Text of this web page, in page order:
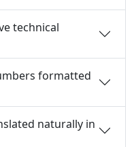
technical
formatted
naturally in